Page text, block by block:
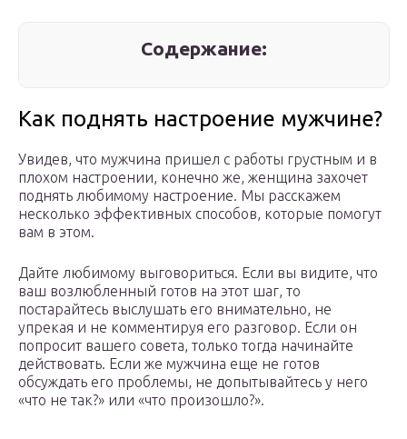
Содержание:
Как поднять настроение мужчине?
Увидев, что мужчина пришел с работы грустным и в
плохом настроении, конечно же, женщина захочет
поднять любимому настроение. Мы расскажем
несколько эффективных способов, которые помогут
вам в этом.
Дайте любимому выговориться. Если вы видите, что
ваш возлюбленный готов на этот шаг, то
постарайтесь выслушать его внимательно, не
упрекая и не комментируя его разговор. Если он
попросит вашего совета, только тогда начинайте
действовать. Если же мужчина еще не готов
обсуждать его проблемы, не допытывайтесь у него
«что не так?» или «что произошло?».